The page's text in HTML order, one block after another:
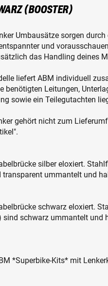
(BOOSTER)
Umbausätze sorgen
und
das Handling deines
liefert ABM individuell
benötigten Leitungen,
sowie ein Teilegutachten
gehört nicht zum
silber eloxiert.
ummantelt und
schwarz eloxiert.
schwarz ummantelt und
*Superbike-Kits* mit